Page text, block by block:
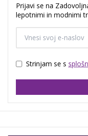
Prijavi se na
lepotnimi in modnimi
Strinjam se s